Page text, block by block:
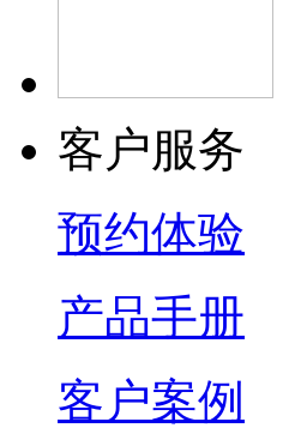
客户服务
预约体验
产品手册
客户案例